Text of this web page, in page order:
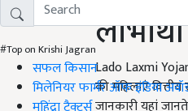
#Top on Krishi Jagran
सफल किसान
मिलेनियर फार्मर ऑफ इंडिया
लाभार्थी
Lado Laxmi
की महिलाएं
जानकारी यहां